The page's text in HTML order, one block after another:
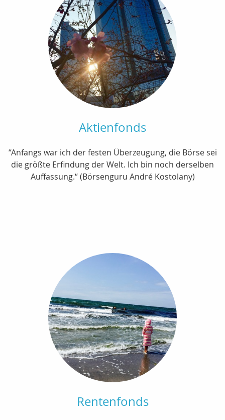
Aktienfonds
“Anfangs war ich der festen Überzeugung, die Börse sei
die größte Erfindung der Welt. Ich bin noch derselben
Auffassung.“ (Börsenguru André Kostolany)
Rentenfonds